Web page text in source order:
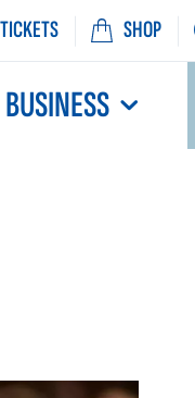
TICKETS SHOP
BUSINESS